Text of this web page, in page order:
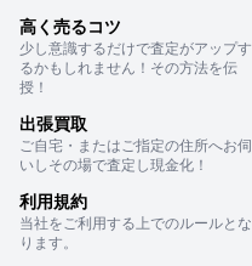
高く売るコツ
少し意識するだけで査定がアップす
るかもしれません！その方法を伝
授！
出張買取
ご自宅・またはご指定の住所へお伺
いしその場で査定し現金化！
利用規約
当社をご利用する上でのルールとな
ります。